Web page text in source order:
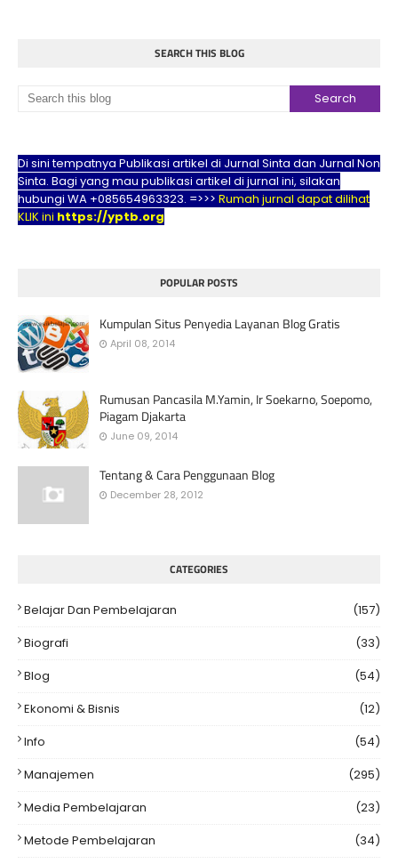
SEARCH THIS BLOG
Di sini tempatnya Publikasi artikel di Jurnal Sinta dan Jurnal Non
Sinta. Bagi yang mau publikasi artikel di jurnal ini, silakan
hubungi WA +085654963323. =>>> Rumah jurnal dapat dilihat
KLIK ini https://yptb.org
POPULAR POSTS
Kumpulan Situs Penyedia Layanan Blog Gratis
April 08, 2014
Rumusan Pancasila M.Yamin, Ir Soekarno, Soepomo,
Piagam Djakarta
June 09, 2014
Tentang & Cara Penggunaan Blog
December 28, 2012
CATEGORIES
Belajar Dan Pembelajaran
(157)
Biografi
(33)
Blog
(54)
Ekonomi & Bisnis
(12)
Info
(54)
Manajemen
(295)
Media Pembelajaran
(23)
Metode Pembelajaran
(34)